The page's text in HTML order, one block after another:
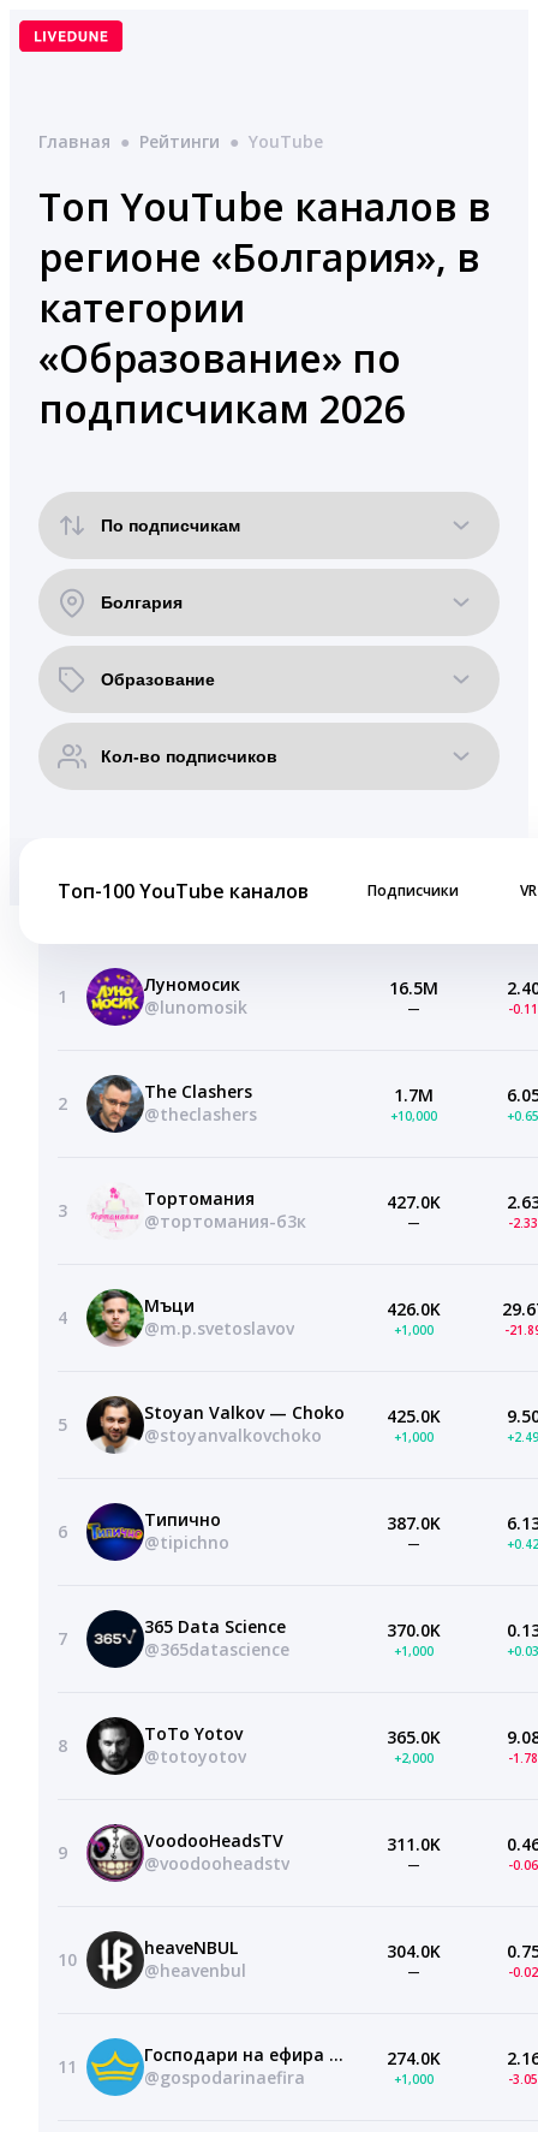
Перейти
Главная ● Рейтинги ● YouTube
Топ YouTube каналов в
регионе «Болгария», в
категории
«Образование» по
подписчикам 2026
Топ-100 YouTube каналов Подписчики VR
1
Луномосик
@lunomosik
16.5M
— -
2
The Clashers
@theclashers
1.7M
+10,000
3
Тортомания
@тортомания-б3к
427.0K
— -
4
Мъци
@m.p.svetoslavov
426.0K
+1,000 -
5
Stoyan Valkov — Choko
@stoyanvalkovchoko
425.0K
+1,000
6
Типично
@tipichno
387.0K
—
7
365 Data Science
@365datascience
370.0K
+1,000
8
ToTo Yotov
@totoyotov
365.0K
+2,000 -
9
VoodooHeadsTV
@voodooheadstv
311.0K
— -
10
heaveNBUL
@heavenbul
304.0K
— -
11
Господари на ефира I Gospodari na efira
@gospodarinaefira
274.0K
+1,000 -